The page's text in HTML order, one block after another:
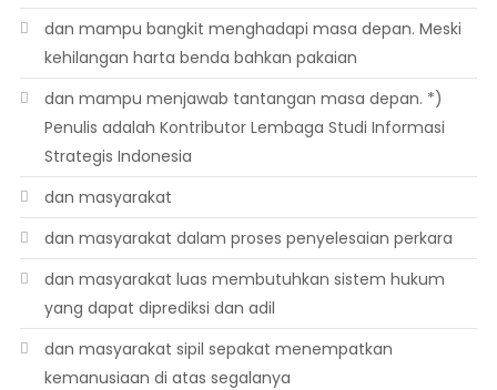
dan mampu bangkit menghadapi masa depan. Meski
kehilangan harta benda bahkan pakaian
dan mampu menjawab tantangan masa depan. *)
Penulis adalah Kontributor Lembaga Studi Informasi
Strategis Indonesia
dan masyarakat
dan masyarakat dalam proses penyelesaian perkara
dan masyarakat luas membutuhkan sistem hukum
yang dapat diprediksi dan adil
dan masyarakat sipil sepakat menempatkan
kemanusiaan di atas segalanya